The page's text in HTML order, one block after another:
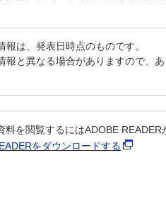
は、発表日時点のものです。
報と異なる場合がありますので、
料を閲覧するにはADOBE READER
をダウンロードする